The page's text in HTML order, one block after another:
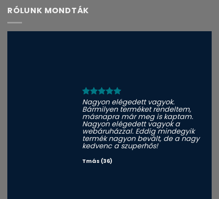
RÓLUNK MONDTÁK
Nagyon elégedett vagyok.
Bármilyen terméket rendeltem,
másnapra már meg is kaptam.
Nagyon elégedett vagyok a
webáruházzal. Eddig mindegyik
termék nagyon bevált, de a nagy
kedvenc a szuperhős!
Tmás (36)